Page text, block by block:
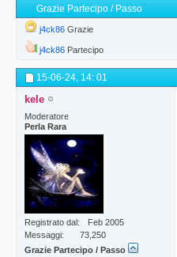
Grazie Partecipo / Passo
j4ck86 Grazie
j4ck86 Partecipo
15-06-24, 14: 01
kele
Moderatore
Perla Rara
Registrato dal
Feb 2005
Messaggi
73,250
Grazie Partecipo / Passo